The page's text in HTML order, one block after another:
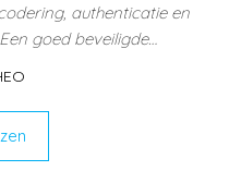
authenticatie en
goed beveiligde…